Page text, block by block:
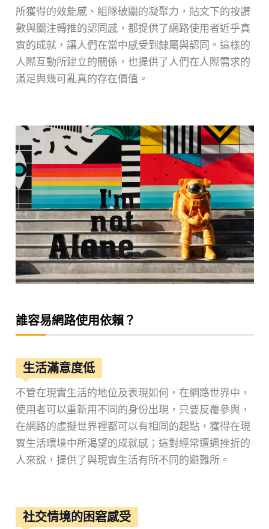
所獲得的效能感、組隊破關的凝聚力，貼文下的按讚
數與關注轉推的認同感，都提供了網路使用者近乎真
實的成就，讓人們在當中感受到隸屬與認同。這樣的
人際互動所建立的關係，也提供了人們在人際需求的
滿足與幾可亂真的存在價值。
誰容易網路使用依賴？
生活滿意度低
不管在現實生活的地位及表現如何，在網路世界中，
使用者可以重新用不同的身份出現，只要反覆參與，
在網路的虛擬世界裡都可以有相同的起點，獲得在現
實生活環境中所渴望的成就感；這對經常遭遇挫折的
人來說，提供了與現實生活有所不同的避難所。
社交情境的困窘感受